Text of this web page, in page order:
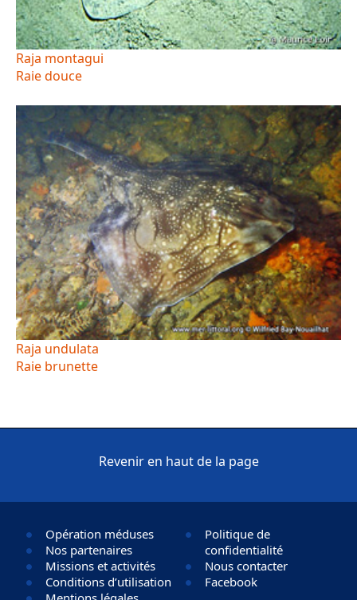
Raja montagui
Raie douce
Raja undulata
Raie brunette
Revenir en haut de la page
Opération méduses
Nos partenaires
Missions et activités
Conditions d’utilisation
Politique de
confidentialité
Nous contacter
Facebook